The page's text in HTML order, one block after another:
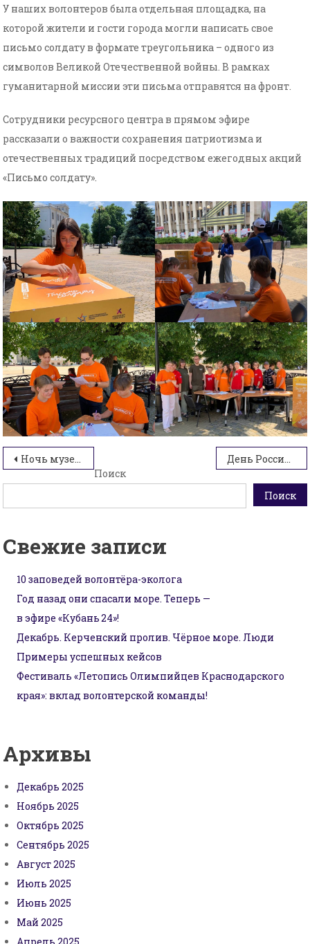
У наших волонтеров была отдельная площадка, на
которой жители и гости города могли написать свое
письмо солдату в формате треугольника – одного из
символов Великой Отечественной войны. В рамках
гуманитарной миссии эти письма отправятся на фронт.
Сотрудники ресурсного центра в прямом эфире
рассказали о важности сохранения патриотизма и
отечественных традиций посредством ежегодных акций
«Письмо солдату».
Навигация
по
записям
Ночь музеев
День России в ТО «Премьера»
Поиск
Поиск
Свежие записи
10 заповедей волонтёра-эколога
Год назад они спасали море. Теперь —
в эфире «Кубань 24»!
Декабрь. Керченский пролив. Чёрное море. Люди
Примеры успешных кейсов
Фестиваль «Летопись Олимпийцев Краснодарского
края»: вклад волонтерской команды!
Архивы
Декабрь 2025
Ноябрь 2025
Октябрь 2025
Сентябрь 2025
Август 2025
Июль 2025
Июнь 2025
Май 2025